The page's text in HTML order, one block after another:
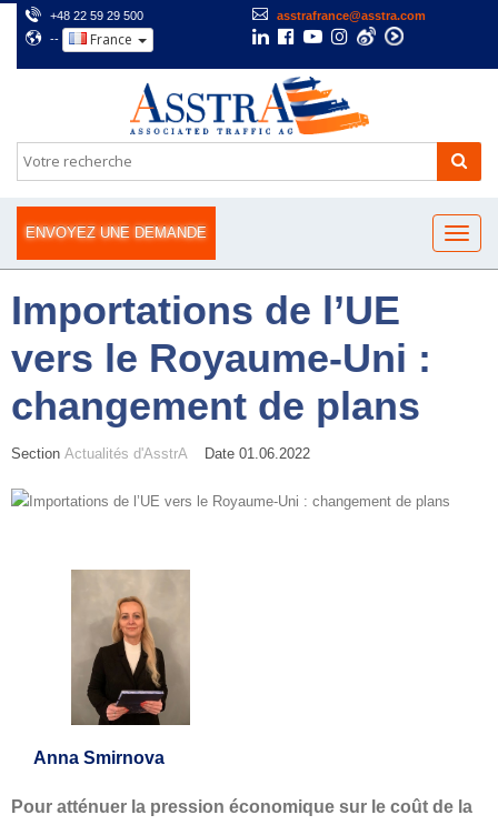
+48 22 59 29 500
asstrafrance@asstra.com
--
France
ENVOYEZ UNE DEMANDE
Importations de l’UE
vers le Royaume-Uni :
changement de plans
Section Actualités d'AsstrA Date 01.06.2022
Anna Smirnova
Pour atténuer la pression économique sur le coût de la